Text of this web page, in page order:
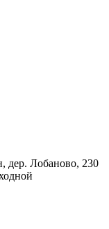
дер. Лобаново, 230